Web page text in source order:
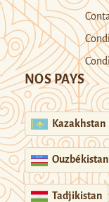
NOS PAYS
Kazakhstan
Ouzbékistan
Tadjikistan